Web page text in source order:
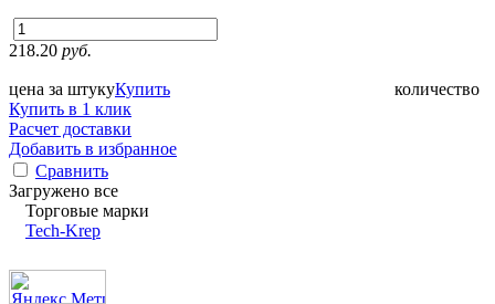
218.20 руб.
цена за штуку количество
Купить
Купить в 1 клик
Расчет доставки
Добавить в избранное
Сравнить
Загружено все
Торговые марки
Tech-Krep